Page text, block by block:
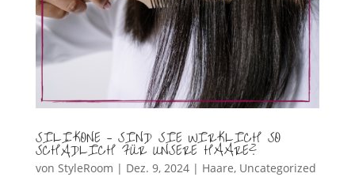
SILIKONE – SIND SIE WIRKLICH SO
SCHÄDLICH FÜR UNSERE HAARE?
von StyleRoom | Dez. 9, 2024| Haare, Uncategorized